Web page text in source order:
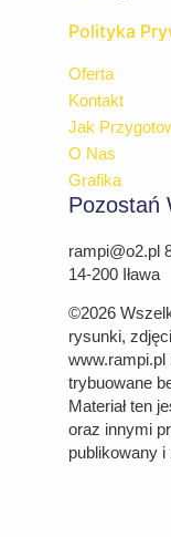
Polityka
Oferta
Kontakt
Jak
O Nas
Grafika
Pozostań
rampi@o2.pl
14-200 Iława
©2026
rysunki,
try­bu­owa­ne
Ma­te­riał ten
oraz innymi
pu­bli­ko­wa­ny